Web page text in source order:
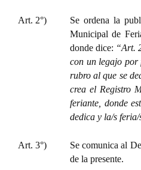
Huéspedes de Honor - Registro
Antiguos Pobladores - Registro
Reconocimientos - Registro
Bariloche, Municipio intercultural
Entrega de distinciones
REFORMA DE LA CARTA
Art. 2°) Se ordena la
Municipal de
donde dice: “Art.
con un legajo por
rubro al que se
crea el Registro
feriante, donde
dedica y la/s
Art. 3°)
Se comunica al
de la presente.